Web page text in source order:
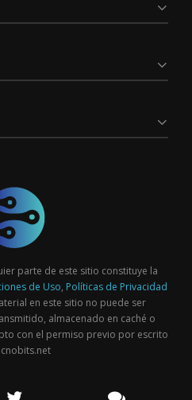
parte de este sitio constituye la
de Uso, Políticas de Privacidad
en este sitio no puede ser
almacenado en caché o
con el permiso previo por escrito